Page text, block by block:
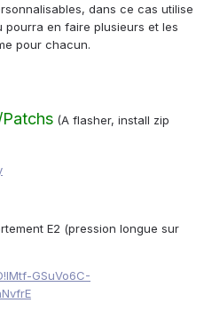
dans ce cas utilise
en faire plusieurs et les
pour chacun.
(A flasher, install zip
E2 (pression longue sur
GSuVo6C-